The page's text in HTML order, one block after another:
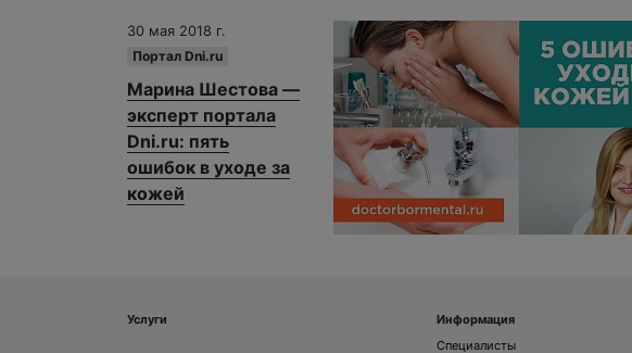
30 мая 2018 г.
Портал Dni.ru
Марина Шестова —
эксперт портала
Dni.ru: пять
ошибок в уходе за
кожей
Услуги
Информация
Специалисты